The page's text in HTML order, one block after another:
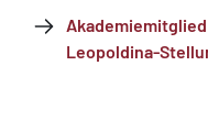
Leopoldina-